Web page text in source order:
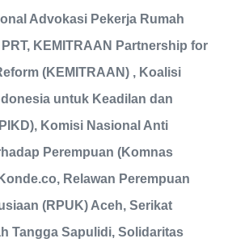
Advokasi Pekerja Rumah
KEMITRAAN Partnership for
(KEMITRAAN) , Koalisi
untuk Keadilan dan
Komisi Nasional Anti
Perempuan (Komnas
Relawan Perempuan
(RPUK) Aceh, Serikat
Tangga Sapulidi, Solidaritas